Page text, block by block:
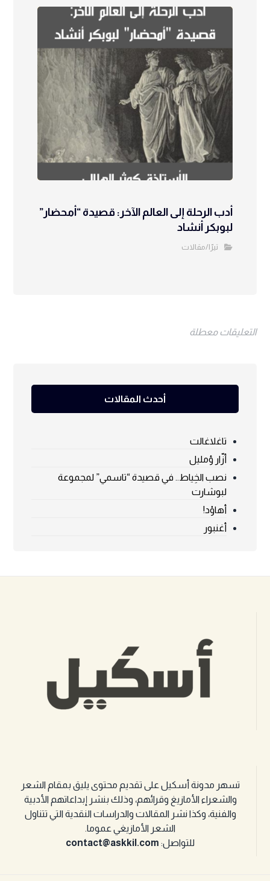
أدب الرحلة إلى العالم الآخر: قصيدة “أمحضار”
لبوبكر أنشاد
تيرّا/مقالات
التعليقات معطلة
أحدث المقالات
تاغلاغالت
أزّار ؤمليل
نصب الخِياط.. في قصيدة “تاسمي” لمجموعة
لبوشارت
أهاوْد!
أغنبور
تسهر مدونة أسكيل على تقديم محتوى يليق بمقام الشعر
والشعراء الأمازيغ وقرائهم، وذلك بنشر إبداعاتهم الأدبية
والفنية، وكذا نشر المقالات والدراسات النقدية التي تتناول
الشعر الأمازيغي عموما.
للتواصل: contact@askkil.com